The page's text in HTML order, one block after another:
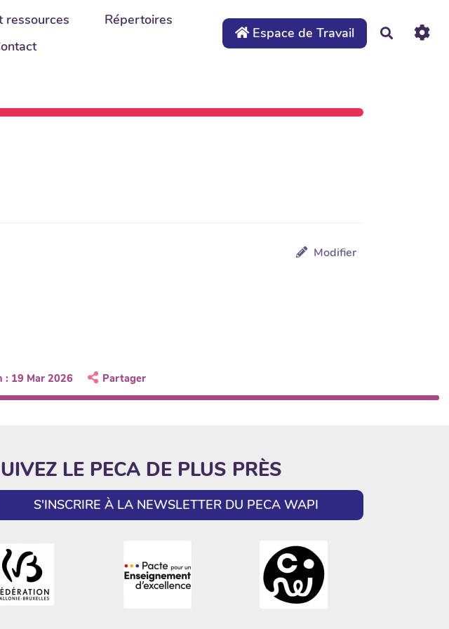
ressources
Répertoires
Espace de Travail
Modifier
: 19 Mar 2026 Partager
LE PECA DE PLUS PRÈS
S'INSCRIRE À LA NEWSLETTER DU PECA WAPI